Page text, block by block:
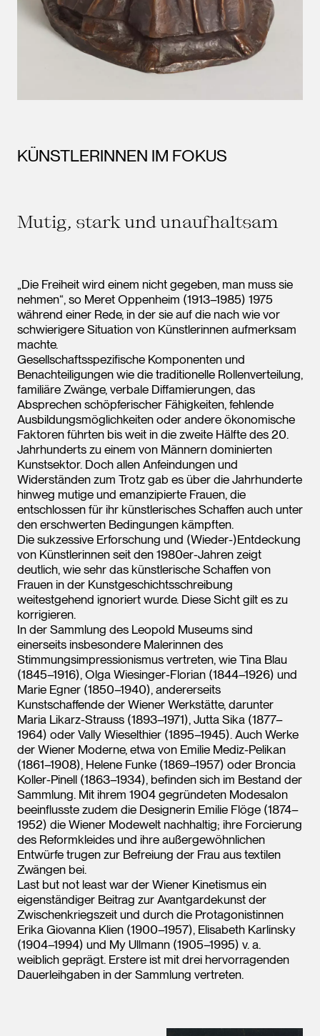
KÜNSTLERINNEN IM FOKUS
Mutig, stark und unaufhaltsam
„Die Freiheit wird einem nicht gegeben, man muss sie
nehmen“, so Meret Oppenheim (1913–1985) 1975
während einer Rede, in der sie auf die nach wie vor
schwierigere Situation von Künstlerinnen aufmerksam
machte.
Gesellschaftsspezifische Komponenten und
Benachteiligungen wie die traditionelle Rollenverteilung,
familiäre Zwänge, verbale Diffamierungen, das
Absprechen schöpferischer Fähigkeiten, fehlende
Ausbildungsmöglichkeiten oder andere ökonomische
Faktoren führten bis weit in die zweite Hälfte des 20.
Jahrhunderts zu einem von Männern dominierten
Kunstsektor. Doch allen Anfeindungen und
Widerständen zum Trotz gab es über die Jahrhunderte
hinweg mutige und emanzipierte Frauen, die
entschlossen für ihr künstlerisches Schaffen auch unter
den erschwerten Bedingungen kämpften.
Die sukzessive Erforschung und (Wieder-)Entdeckung
von Künstlerinnen seit den 1980er-Jahren zeigt
deutlich, wie sehr das künstlerische Schaffen von
Frauen in der Kunstgeschichtsschreibung
weitestgehend ignoriert wurde. Diese Sicht gilt es zu
korrigieren.
In der Sammlung des Leopold Museums sind
einerseits insbesondere Malerinnen des
Stimmungsimpressionismus vertreten, wie Tina Blau
(1845–1916), Olga Wiesinger-Florian (1844–1926) und
Marie Egner (1850–1940), andererseits
Kunstschaffende der Wiener Werkstätte, darunter
Maria Likarz-Strauss (1893–1971), Jutta Sika (1877–
1964) oder Vally Wieselthier (1895–1945). Auch Werke
der Wiener Moderne, etwa von Emilie Mediz-Pelikan
(1861–1908), Helene Funke (1869–1957) oder Broncia
Koller-Pinell (1863–1934), befinden sich im Bestand der
Sammlung. Mit ihrem 1904 gegründeten Modesalon
beeinflusste zudem die Designerin Emilie Flöge (1874–
1952) die Wiener Modewelt nachhaltig; ihre Forcierung
des Reformkleides und ihre außergewöhnlichen
Entwürfe trugen zur Befreiung der Frau aus textilen
Zwängen bei.
Last but not least war der Wiener Kinetismus ein
eigenständiger Beitrag zur Avantgardekunst der
Zwischenkriegszeit und durch die Protagonistinnen
Erika Giovanna Klien (1900–1957), Elisabeth Karlinsky
(1904–1994) und My Ullmann (1905–1995) v. a.
weiblich geprägt. Erstere ist mit drei hervorragenden
Dauerleihgaben in der Sammlung vertreten.